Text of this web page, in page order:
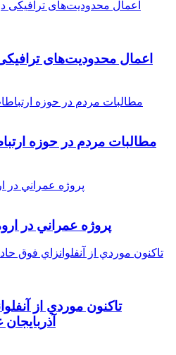
اعمال محدودیت‌های
مطالبات مردم در حوزه
247 پروژه عمراني در
تاکنون موردي از